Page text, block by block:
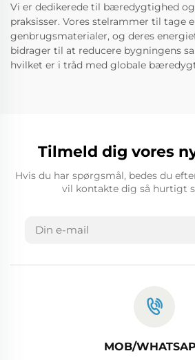
Vi er dedikerede til bæredygtighed
praksisser. Vores stelrammer til tage
genbrugsmaterialer, og deres
bidrager til at reducere bygningens
hvilket er i tråd med globale
Tilmeld dig vores
Hvis du har spørgsmål, bedes du
vil kontakte dig så hurtigt
MOB/